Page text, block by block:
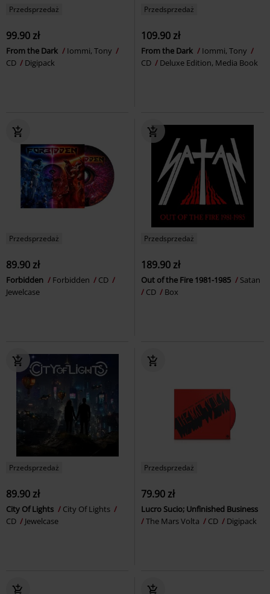
Przedsprzedaż
99.90 zł
From the Dark
Iommi, Tony
CD
Digipack
Przedsprzedaż
109.90 zł
From the Dark
Iommi, Tony
CD
Deluxe Edition, Media Book
Przedsprzedaż
89.90 zł
Forbidden Forbidden
CD
Jewelcase
Przedsprzedaż
189.90 zł
Out of the Fire 1981-1985
Satan
CD
Box
Przedsprzedaż
89.90 zł
City Of Lights
City Of Lights
CD
Jewelcase
Przedsprzedaż
79.90 zł
Lucro Sucio; Unfinished Business
The Mars Volta
CD Digipack